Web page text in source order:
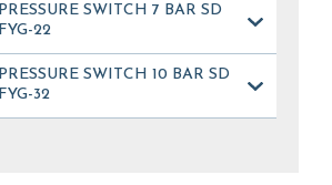
PRESSURE SWITCH 7 BAR SD
FYG-22
PRESSURE SWITCH 10 BAR SD
FYG-32